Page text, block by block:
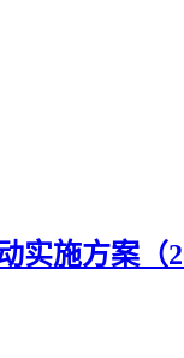
实施方案（